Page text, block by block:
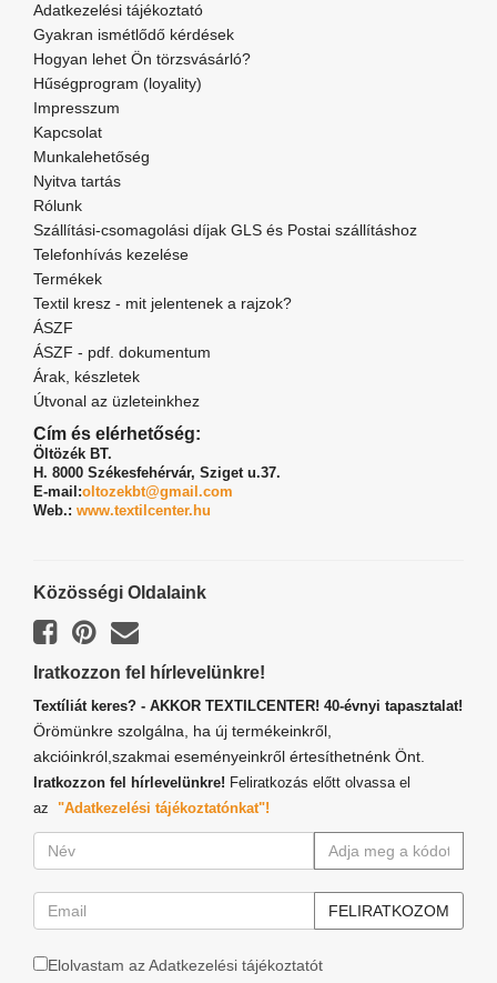
Adatkezelési tájékoztató
Gyakran ismétlődő kérdések
Hogyan lehet Ön törzsvásárló?
Hűségprogram (loyality)
Impresszum
Kapcsolat
Munkalehetőség
Nyitva tartás
Rólunk
Szállítási-csomagolási díjak GLS és Postai szállításhoz
Telefonhívás kezelése
Termékek
Textil kresz - mit jelentenek a rajzok?
ÁSZF
ÁSZF - pdf. dokumentum
Árak, készletek
Útvonal az üzleteinkhez
Cím és elérhetőség:
Öltözék BT.
H. 8000 Székesfehérvár, Sziget u.37.
E-mail:oltozekbt@gmail.com
Web.: www.textilcenter.hu
Közösségi Oldalaink
Iratkozzon fel hírlevelünkre!
Textíliát keres? - AKKOR TEXTILCENTER! 40-évnyi tapasztalat!
Örömünkre szolgálna, ha új termékeinkről,
akcióinkról,szakmai eseményeinkről értesíthetnénk Önt.
Iratkozzon fel hírlevelünkre! Feliratkozás előtt olvassa el
az "Adatkezelési tájékoztatónkat"!
Elolvastam az Adatkezelési tájékoztatót